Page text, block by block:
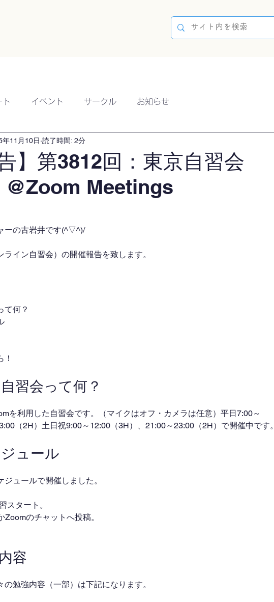
ト イベント サークル お知らせ
】第3812回：東京自習会
@Zoom Meetings
年11月10日 読了時間: 2分
ーの古岩井です(^▽^)/
イン自習会）の開催報告を致します。
て何？
習会って何？
を利用した自習会です。（マイクはオフ・カメラは任意）平日7:00～
（2H）土日祝9:00～12:00（3H）、21:00～23:00（2H）で開催中です。
ュール
ュールで開催しました。
スタート。
のチャットへ投稿。
容
勉強内容（一部）は下記になります。